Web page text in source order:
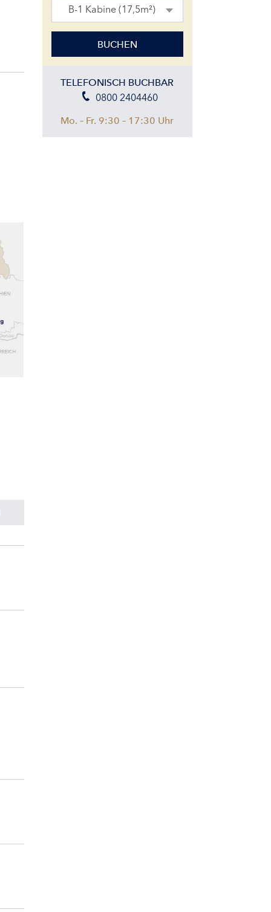
B-1 Kabine (17,5m²)
BUCHEN
TELEFONISCH BUCHBAR
0800 2404460
Mo. – Fr. 9:30 – 17:30 Uhr